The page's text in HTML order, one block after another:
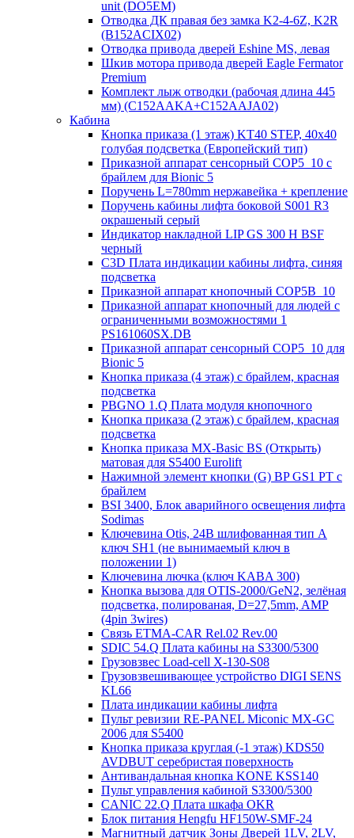
unit (DO5EM)
Отводка ДК правая без замка K2-4-6Z, K2R
(B152ACIX02)
Отводка привода дверей Eshine MS, левая
Шкив мотора привода дверей Eagle Fermator
Premium
Комплект лыж отводки (рабочая длина 445
мм) (C152AAKA+C152AAJA02)
Кабина
Кнопка приказа (1 этаж) KT40 STEP, 40х40
голубая подсветка (Европейский тип)
Приказной аппарат сенсорный COP5_10 с
брайлем для Bionic 5
Поручень L=780mm нержавейка + крепление
Поручень кабины лифта боковой S001 R3
окрашеный серый
Индикатор накладной LIP GS 300 H BSF
черный
C3D Плата индикации кабины лифта, синяя
подсветка
Приказной аппарат кнопочный COP5B_10
Приказной аппарат кнопочный для людей с
ограниченными возможностями 1
PS161060SX.DB
Приказной аппарат сенсорный COP5_10 для
Bionic 5
Кнопка приказа (4 этаж) с брайлем, красная
подсветка
PBGNO 1.Q Плата модуля кнопочного
Кнопка приказа (2 этаж) с брайлем, красная
подсветка
Кнопка приказа MX-Basic BS (Открыть)
матовая для S5400 Eurolift
Нажимной элемент кнопки (G) BP GS1 PT с
брайлем
BSI 3400, Блок аварийного освещения лифта
Sodimas
Ключевина Otis, 24В шлифованная тип А
ключ SH1 (не вынимаемый ключ в
положении 1)
Ключевина лючка (ключ KABA 300)
Кнопка вызова для OTIS-2000/GeN2, зелёная
подсветка, полированая, D=27,5mm, AMP
(4pin 3wires)
Связь ETMA-CAR Rel.02 Rev.00
SDIC 54.Q Плата кабины на S3300/5300
Грузовзвес Load-cell X-130-S08
Грузовзвешивающее устройство DIGI SENS
KL66
Плата индикации кабины лифта
Пульт ревизии RE-PANEL Miconic MX-GC
2006 для S5400
Кнопка приказа круглая (-1 этаж) KDS50
AVDBUT серебристая поверхность
Антивандальная кнопка KONE KSS140
Пульт управления кабиной S3300/5300
CANIC 22.Q Плата шкафа OKR
Блок питания Hengfu HF150W-SMF-24
Магнитный датчик Зоны Дверей 1LV, 2LV,